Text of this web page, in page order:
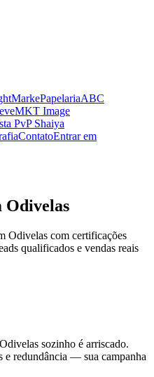
MarkePapelariaABC
MKT Image
PvP Shaiya
ContatoEntrar em
Odivelas
Odivelas com certificações
qualificados e vendas reais
sozinho é arriscado.
e redundância — sua campanha